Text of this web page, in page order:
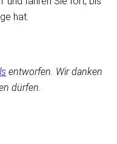
hat.
entworfen. Wir danken
dürfen.